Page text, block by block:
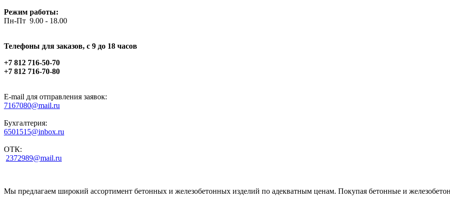
Режим работы:
Пн-Пт 9.00 - 18.00
Телефоны для заказов, c 9 до 18 часов
+7 812 716-50-70
+7 812 716-70-80
E-mail для отправления заявок:
7167080@mail.ru
Бухгалтерия:
6501515@inbox.ru
ОТК:
2372989@mail.ru
Мы предлагаем широкий ассортимент бетонных и железобетонных изделий по адекватным ценам. Покупая бетонные и